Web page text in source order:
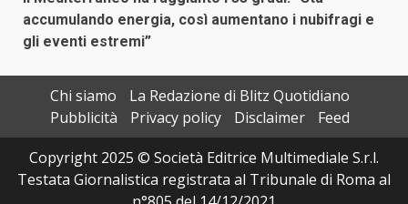
accumulando energia, così aumentano i nubifragi e
gli eventi estremi”
Chi siamo
La Redazione di Blitz Quotidiano
Pubblicità
Privacy policy Disclaimer
Feed
Copyright 2025 © Società Editrice Multimediale S.r.l.
Testata Giornalistica registrata al Tribunale di Roma al